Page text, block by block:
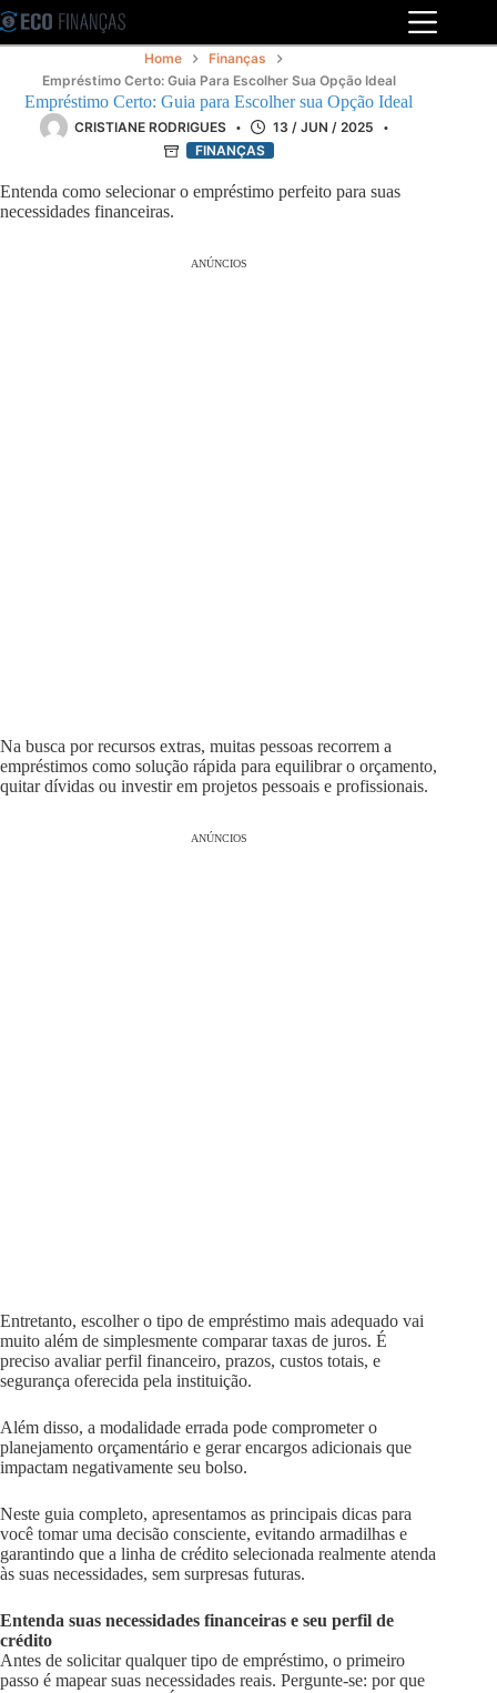
Pular
para
o
Home
Finanças
Empréstimo Certo: Guia Para Escolher Sua Opção Ideal
Empréstimo Certo: Guia para Escolher sua Opção Ideal
CRISTIANE RODRIGUES
13 / JUN / 2025
FINANÇAS
Entenda como selecionar o empréstimo perfeito para suas
necessidades financeiras.
ANÚNCIOS
Na busca por recursos extras, muitas pessoas recorrem a
empréstimos como solução rápida para equilibrar o orçamento,
quitar dívidas ou investir em projetos pessoais e profissionais.
ANÚNCIOS
Entretanto, escolher o tipo de empréstimo mais adequado vai
muito além de simplesmente comparar taxas de juros. É
preciso avaliar perfil financeiro, prazos, custos totais, e
segurança oferecida pela instituição.
Além disso, a modalidade errada pode comprometer o
planejamento orçamentário e gerar encargos adicionais que
impactam negativamente seu bolso.
Neste guia completo, apresentamos as principais dicas para
você tomar uma decisão consciente, evitando armadilhas e
garantindo que a linha de crédito selecionada realmente atenda
às suas necessidades, sem surpresas futuras.
Entenda suas necessidades financeiras e seu perfil de
crédito
Antes de solicitar qualquer tipo de empréstimo, o primeiro
passo é mapear suas necessidades reais. Pergunte-se: por que